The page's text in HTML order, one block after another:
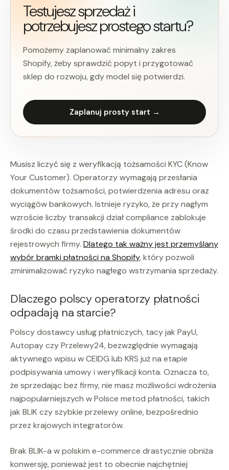
Testujesz sprzedaż i
potrzebujesz prostego startu?
Pomożemy zaplanować minimalny zakres
Shopify, żeby sprawdzić popyt i przygotować
sklep do rozwoju, gdy model się potwierdzi.
Zaplanuj prosty start →
Musisz liczyć się z weryfikacją tożsamości KYC (Know
Your Customer). Operatorzy wymagają przesłania
dokumentów tożsamości, potwierdzenia adresu oraz
wyciągów bankowych. Istnieje ryzyko, że przy nagłym
wzroście liczby transakcji dział compliance zablokuje
środki do czasu przedstawienia dokumentów
rejestrowych firmy. Dlatego tak ważny jest przemyślany
wybór bramki płatności na Shopify, który pozwoli
zminimalizować ryzyko nagłego wstrzymania sprzedaży.
Dlaczego polscy operatorzy płatności
odpadają na starcie?
Polscy dostawcy usług płatniczych, tacy jak PayU,
Autopay czy Przelewy24, bezwzględnie wymagają
aktywnego wpisu w CEIDG lub KRS już na etapie
podpisywania umowy i weryfikacji konta. Oznacza to,
że sprzedając bez firmy, nie masz możliwości wdrożenia
najpopularniejszych w Polsce metod płatności, takich
jak BLIK czy szybkie przelewy online, bezpośrednio
przez krajowych integratorów.
Brak BLIK-a w polskim e-commerce drastycznie obniża
konwersję, ponieważ jest to obecnie najchętniej